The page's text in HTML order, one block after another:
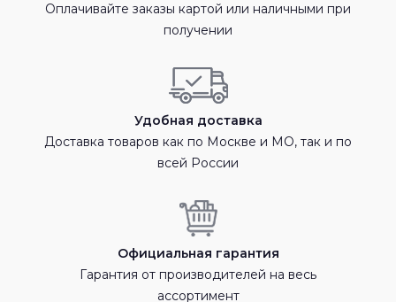
Оплачивайте заказы картой или наличными при
получении
Удобная доставка
Доставка товаров как по Москве и МО, так и по
всей России
Официальная гарантия
Гарантия от производителей на весь
ассортимент